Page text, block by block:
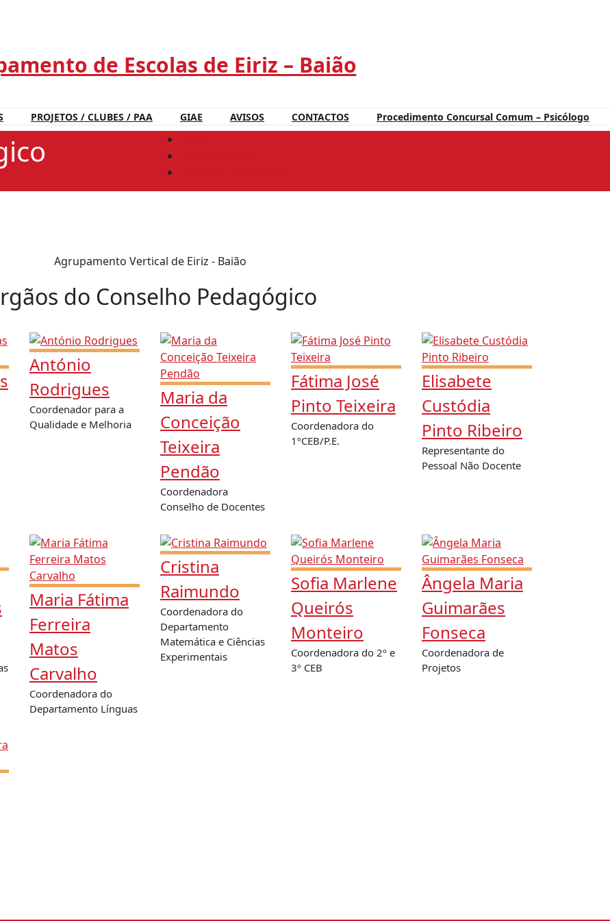
de Escolas de Eiriz – Baião
PROJETOS / CLUBES / PAA GIAE AVISOS CONTACTOS Procedimento Concursal Comum – Psicólogo
Agrupamento Vertical de Eiriz - Baião
do Conselho Pedagógico
António
Rodrigues
Coordenador para a
Qualidade e Melhoria
Maria da
Conceição
Teixeira
Pendão
Coordenadora
Conselho de Docentes
Fátima José
Pinto Teixeira
Coordenadora do
1ºCEB/P.E.
Elisabete
Custódia
Pinto Ribeiro
Representante do
Pessoal Não Docente
Maria Fátima
Ferreira
Matos
Carvalho
Coordenadora do
Departamento Línguas
Cristina
Raimundo
Coordenadora do
Departamento
Matemática e Ciências
Experimentais
Sofia Marlene
Queirós
Monteiro
Coordenadora do 2º e
3º CEB
Ângela Maria
Guimarães
Fonseca
Coordenadora de
Projetos